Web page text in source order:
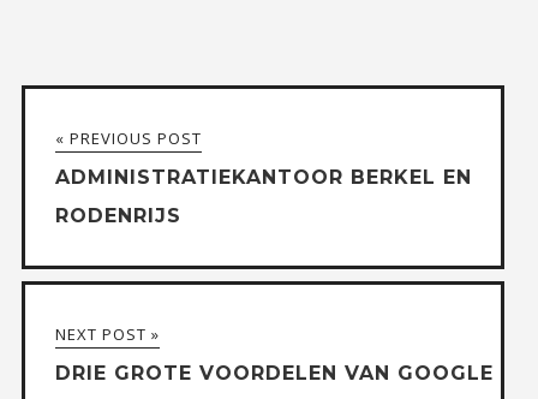
« PREVIOUS POST
ADMINISTRATIEKANTOOR BERKEL EN
RODENRIJS
NEXT POST »
DRIE GROTE VOORDELEN VAN GOOGLE